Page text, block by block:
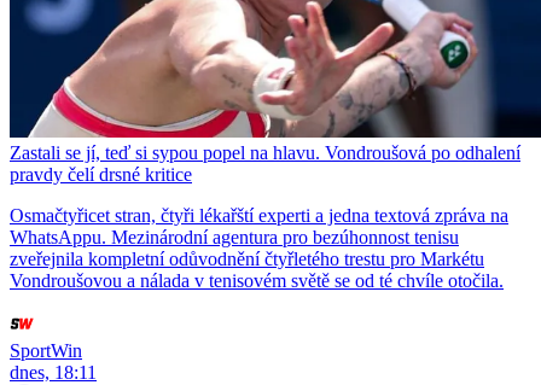
Zastali se jí, teď si sypou popel na hlavu. Vondroušová po odhalení
pravdy čelí drsné kritice
Osmačtyřicet stran, čtyři lékařští experti a jedna textová zpráva na
WhatsAppu. Mezinárodní agentura pro bezúhonnost tenisu
zveřejnila kompletní odůvodnění čtyřletého trestu pro Markétu
Vondroušovou a nálada v tenisovém světě se od té chvíle otočila.
SportWin
dnes, 18:11